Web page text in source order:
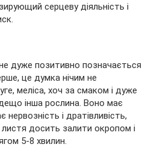
серцеву діяльність і
дуже позитивно позначається
це думка нічим не
меліса, хоч за смаком і дуже
інша рослина. Воно має
нервозність і дратівливість,
листя досить залити окропом і
5-8 хвилин.